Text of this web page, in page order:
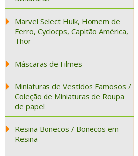
Marvel Select Hulk, Homem de
Ferro, Cyclocps, Capitão América,
Thor
Máscaras de Filmes
Miniaturas de Vestidos Famosos /
Coleção de Miniaturas de Roupa
de papel
Resina Bonecos / Bonecos em
Resina